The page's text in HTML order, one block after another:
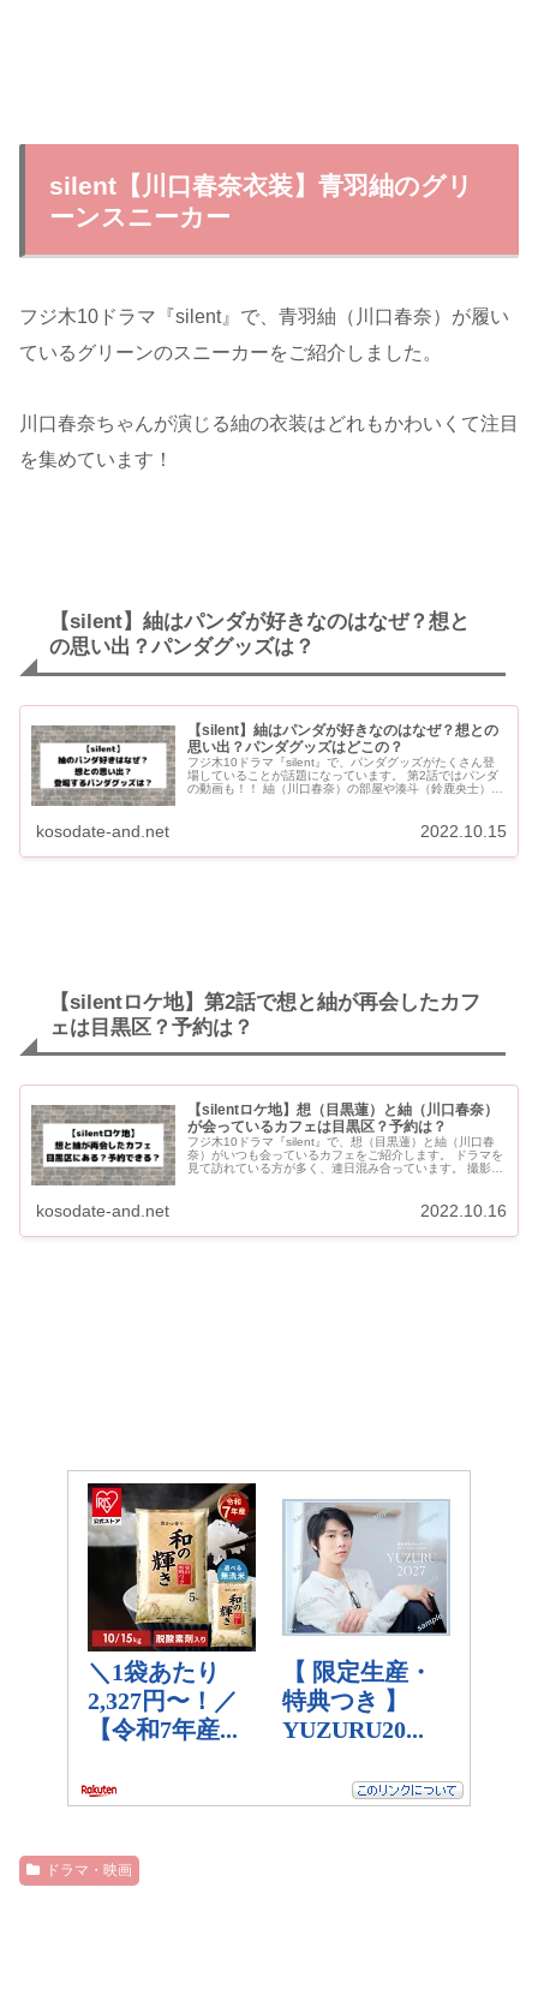
silent【川口春奈衣装】青羽紬のグリ
ーンスニーカー
フジ木10ドラマ『silent』で、青羽紬（川口春奈）が履い
ているグリーンのスニーカーをご紹介しました。
川口春奈ちゃんが演じる紬の衣装はどれもかわいくて注目
を集めています！
【silent】紬はパンダが好きなのはなぜ？想と
の思い出？パンダグッズは？
【silent】紬はパンダが好きなのはなぜ？想との
思い出？パンダグッズはどこの？
フジ木10ドラマ『silent』で、パンダグッズがたくさん登
場していることが話題になっています。 第2話ではパンダ
の動画も！！ 紬（川口春奈）の部屋や湊斗（鈴鹿央士）の
kosodate-and.net 2022.10.15
【silentロケ地】第2話で想と紬が再会したカフ
ェは目黒区？予約は？
【silentロケ地】想（目黒蓮）と紬（川口春奈）
が会っているカフェは目黒区？予約は？
フジ木10ドラマ『silent』で、想（目黒蓮）と紬（川口春
奈）がいつも会っているカフェをご紹介します。 ドラマを
見て訪れている方が多く、連日混み合っています。 撮影に
kosodate-and.net 2022.10.16
ドラマ・映画